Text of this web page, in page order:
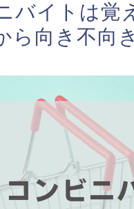
バイトは覚
ら向き不向